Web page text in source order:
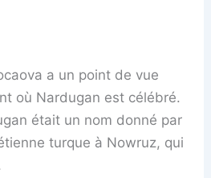
a un point de vue
où Nardugan est célébré.
était un nom donné par
turque à Nowruz, qui